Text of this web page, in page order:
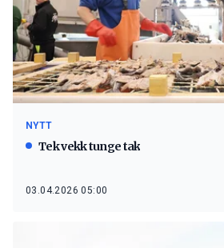
NYTT
Tek vekk tunge tak
03.04.2026 05:00